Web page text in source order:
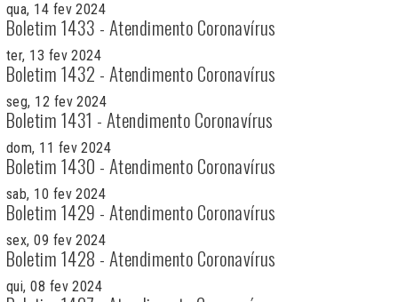
qua, 14 fev 2024
Boletim 1433 - Atendimento Coronavírus
ter, 13 fev 2024
Boletim 1432 - Atendimento Coronavírus
seg, 12 fev 2024
Boletim 1431 - Atendimento Coronavírus
dom, 11 fev 2024
Boletim 1430 - Atendimento Coronavírus
sab, 10 fev 2024
Boletim 1429 - Atendimento Coronavírus
sex, 09 fev 2024
Boletim 1428 - Atendimento Coronavírus
qui, 08 fev 2024